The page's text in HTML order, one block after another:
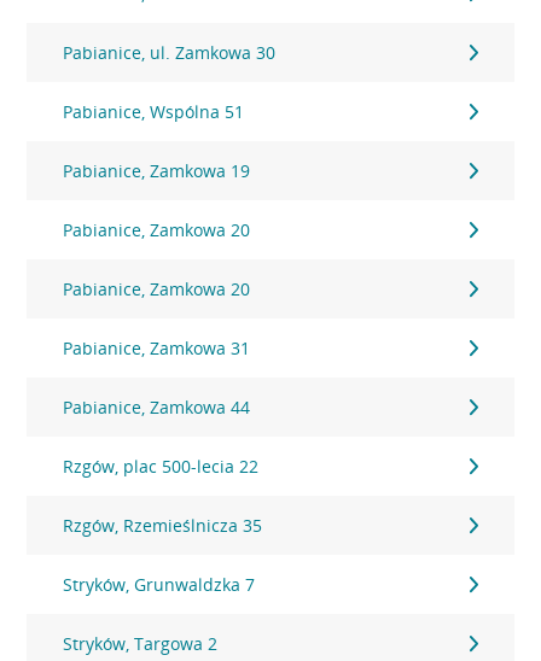
Pabianice, ul. Zamkowa 30
Pabianice, Wspólna 51
Pabianice, Zamkowa 19
Pabianice, Zamkowa 20
Pabianice, Zamkowa 20
Pabianice, Zamkowa 31
Pabianice, Zamkowa 44
Rzgów, plac 500-lecia 22
Rzgów, Rzemieślnicza 35
Stryków, Grunwaldzka 7
Stryków, Targowa 2